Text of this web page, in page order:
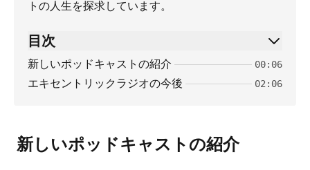
トの人生を探求しています。
目次
新しいポッドキャストの紹介 00:06
エキセントリックラジオの今後 02:06
新しいポッドキャストの紹介